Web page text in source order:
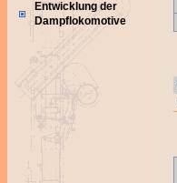
Entwicklung der
Dampflokomotive